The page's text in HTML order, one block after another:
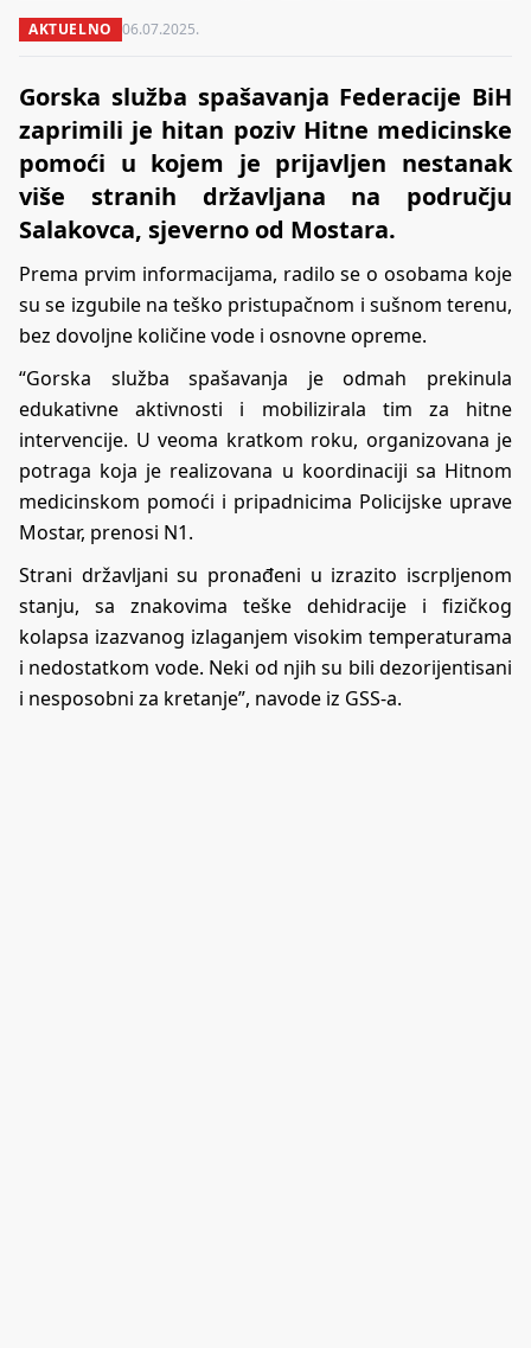
AKTUELNO 06.07.2025.
Gorska služba spašavanja Federacije BiH
zaprimili je hitan poziv Hitne medicinske
pomoći u kojem je prijavljen nestanak
više stranih državljana na području
Salakovca, sjeverno od Mostara.
Prema prvim informacijama, radilo se o osobama koje
su se izgubile na teško pristupačnom i sušnom terenu,
bez dovoljne količine vode i osnovne opreme.
“Gorska služba spašavanja je odmah prekinula
edukativne aktivnosti i mobilizirala tim za hitne
intervencije. U veoma kratkom roku, organizovana je
potraga koja je realizovana u koordinaciji sa Hitnom
medicinskom pomoći i pripadnicima Policijske uprave
Mostar, prenosi N1.
Strani državljani su pronađeni u izrazito iscrpljenom
stanju, sa znakovima teške dehidracije i fizičkog
kolapsa izazvanog izlaganjem visokim temperaturama
i nedostatkom vode. Neki od njih su bili dezorijentisani
i nesposobni za kretanje”, navode iz GSS-a.